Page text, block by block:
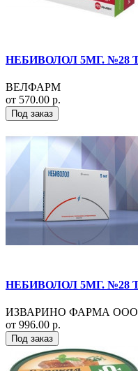
НЕБИВОЛОЛ 5МГ. №28
ВЕЛФАРМ
от 570.00 р.
Под заказ
НЕБИВОЛОЛ 5МГ. №28
ИЗВАРИНО ФАРМА ООО
от 996.00 р.
Под заказ